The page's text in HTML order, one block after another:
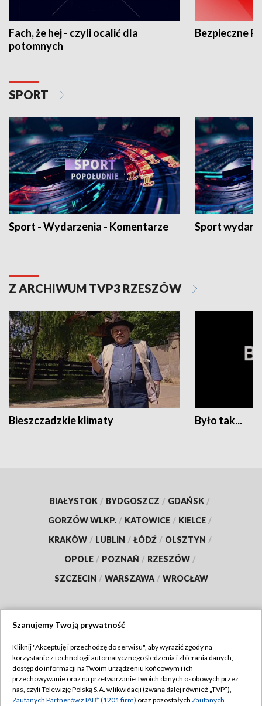
Fach, że hej - czyli ocalić dla
potomnych
Bezpieczne
SPORT
Sport - Wydarzenia - Komentarze Sport
Z ARCHIWUM TVP3 RZESZÓW
Bieszczadzkie klimaty Było tak...
BIAŁYSTOK / BYDGOSZCZ / GDAŃSK /
GORZÓW WLKP. / KATOWICE / KIELCE /
KRAKÓW / LUBLIN / ŁÓDŹ / OLSZTYN /
OPOLE / POZNAŃ / RZESZÓW /
SZCZECIN / WARSZAWA / WROCŁAW
TVP
Abonament TVP
Emisja w TVP
Regulamin TVP
Polityka prywatności
Szanujemy Twoją prywatność
Kliknij "Akceptuję i przechodzę do serwisu", aby wyrazić zgody na
korzystanie z technologii automatycznego śledzenia i zbierania danych,
dostęp do informacji na Twoim urządzeniu końcowym i ich
przechowywanie oraz na przetwarzanie Twoich danych osobowych przez
nas, czyli Telewizję Polską S.A. w likwidacji (zwaną dalej również „TVP”),
Zaufanych Partnerów z IAB* (1201 firm) oraz pozostałych Zaufanych